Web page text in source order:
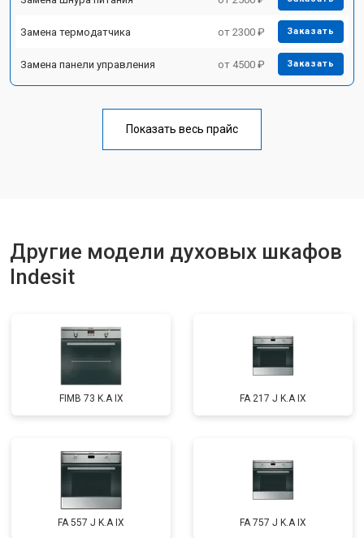
Замена термодатчика от 2300 ₽ Заказать
Замена панели управления от 4500 ₽ Заказать
Показать весь прайс
Другие модели духовых шкафов
Indesit
FIMB 73 K.A IX FA 217 J K.A IX
FA 557 J K.A IX FA 757 J K.A IX